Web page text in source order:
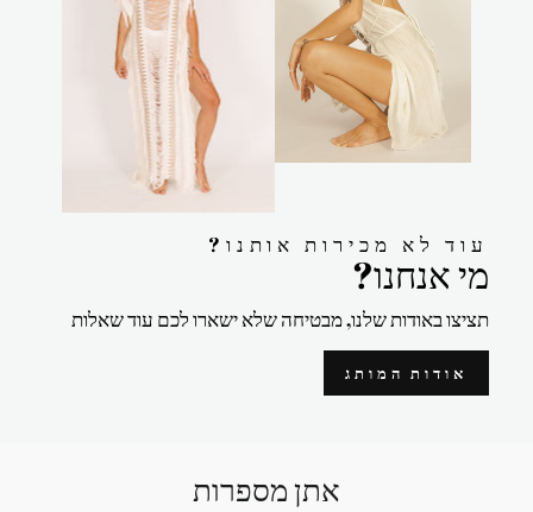
?עוד לא מכירות אותנו
?מי אנחנו
תציצו באודות שלנו, מבטיחה שלא ישארו לכם עוד שאלות
אודות המותג
אתן מספרות